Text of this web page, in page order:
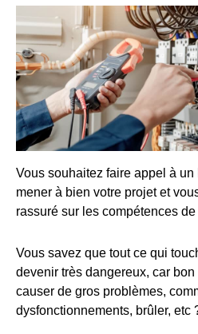
Vous souhaitez faire appel à
mener à bien votre projet et
rassuré sur les compétences
Vous savez que tout ce qui
devenir très dangereux, car
causer de gros problèmes,
dysfonctionnements, brûler, etc